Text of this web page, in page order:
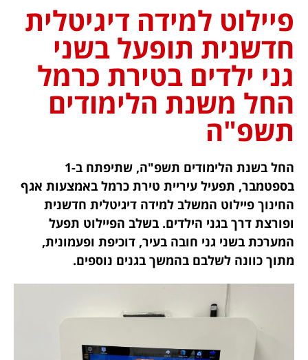
פיילוט למידה דיגיטלית
חדשנית תופעל בשני
גני ילדים בטירת כרמל
החל משנת הלימודים
תשפ"ה
החל בשנת הלימודים תשפ"ה, שתיפתח ב-1
בספטמבר, תפעיל עיריית טירת כרמל באמצעות אגף
החינוך פיילוט המשלב למידה דיגיטלית חדשנית
ופורצת דרך בגני הילדים. בשלב הפיילוט תפעל
המערכת בשני גני חובה בעיר, דוכיפת ופעמונית,
מתוך כוונה לשלבם בהמשך בגנים נוספים.